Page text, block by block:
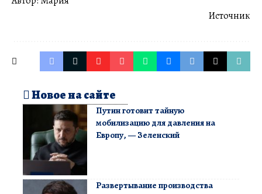
Источник
Новое на сайте
Путин готовит тайную
мобилизацию для давления на
Европу, — Зеленский
Развертывание производства